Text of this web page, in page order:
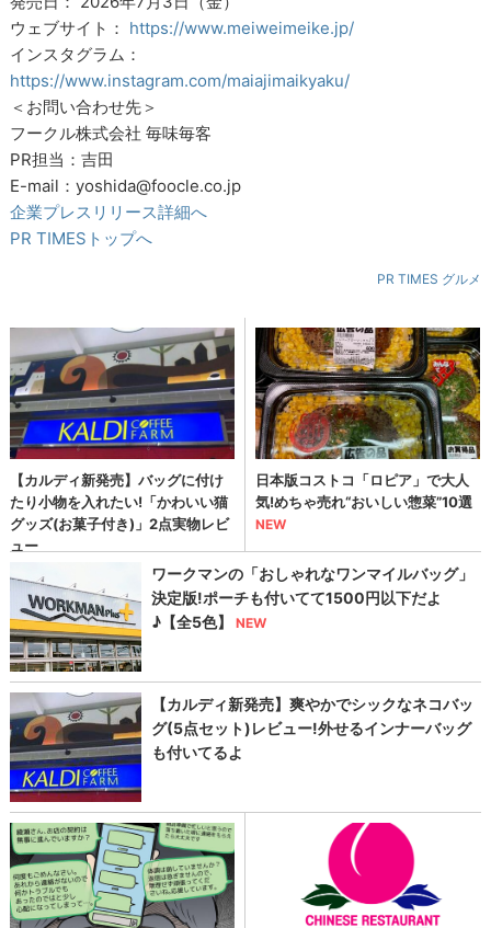
ウェブサイト： https://www.meiweimeike.jp/
インスタグラム：
https://www.instagram.com/maiajimaikyaku/
＜お問い合わせ先＞
フークル株式会社 毎味毎客
PR担当：吉田
E-mail：yoshida@foocle.co.jp
企業プレスリリース詳細へ
PR TIMESトップへ
PR TIMES グルメ